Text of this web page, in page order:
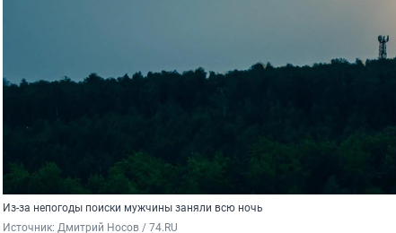
Из-за непогоды поиски мужчины заняли всю ночь
Источник: Дмитрий Носов / 74.RU